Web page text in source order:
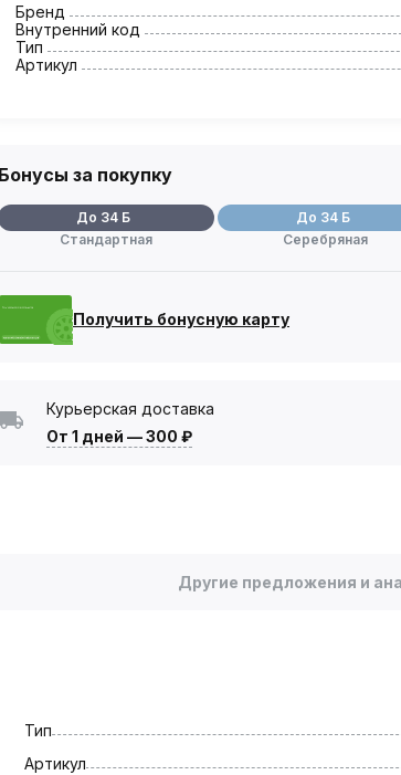
Бренд
Внутренний код
Тип
Артикул
Бонусы за покупку
До 34 Б
Стандартная
До 34 Б
Серебряная
Получить бонусную карту
Курьерская доставка
От 1 дней —300 ₽
Другие предложения и
Тип
Артикул